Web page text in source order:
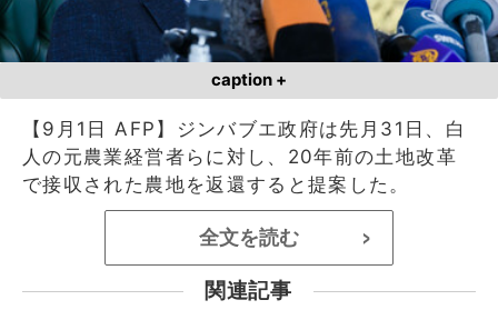
caption +
【9月1日 AFP】ジンバブエ政府は先月31日、白
人の元農業経営者らに対し、20年前の土地改革
で接収された農地を返還すると提案した。
全文を読む >
関連記事